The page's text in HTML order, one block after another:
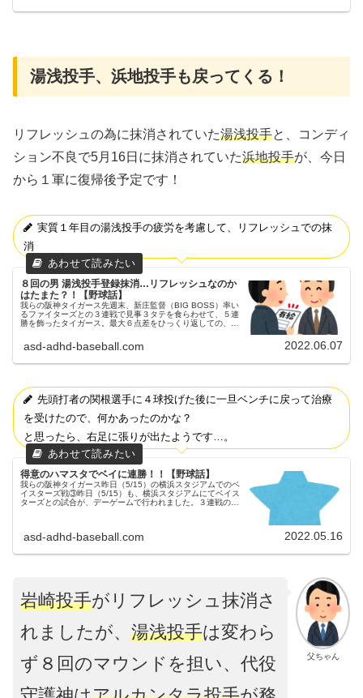
湯浅投手、浜地投手も戻ってくる！
リフレッシュの為に抹消されていた湯浅投手と、コンディ
ション不良で5月16日に抹消されていた浜地投手が、今日
から１軍に復帰後予定です！
実質１年目の湯浅投手の疲労を考慮して、リフレッシュでの抹
消
８回の男 湯浅投手登録抹消…リフレッシュなのか
はたまた？！【野球話】
我らの阪神タイガース先週末、新庄監督（BIG BOSS）率い
るファイターズとの３連戦で見事３タテを食らわせて、５連
勝を飾ったタイガース。最大６点差をひっくり返しての、大
ズを３タテ！父ちゃ...
asd-adhd-baseball.com 2022.06.07
先頭打者の関根選手に４球投げた後に一旦ベンチに戻って治療
を受けたので、何かあったのかな？
と思ったら、右足に張りが出たようです…。
得意のハマスタでベイに連勝！！【野球話】
我らの阪神タイガース昨日（5/15）の横浜スタジアムでのベ
イスターズ戦③昨日（5/15）も、横浜スタジアムにてベイス
ターズとの試合が、デーゲームで行われました。３連戦の３
asd-adhd-baseball.com 2022.05.16
父ちゃん
岩崎投手がリフレッシュ抹消さ
れましたが、 湯浅投手は変わら
ず８回のマウンドを担い、代役